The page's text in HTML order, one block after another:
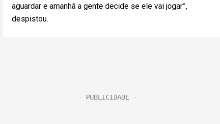
aguardar e amanhã a gente decide se ele vai jogar”,
despistou.